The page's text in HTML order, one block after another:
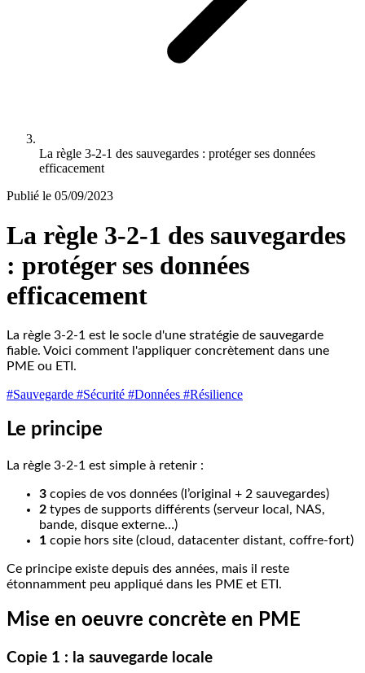
La règle 3-2-1 des sauvegardes : protéger ses données
efficacement
Publié le 05/09/2023
La règle 3-2-1 des sauvegardes
: protéger ses données
efficacement
La règle 3-2-1 est le socle d'une stratégie de sauvegarde
fiable. Voici comment l'appliquer concrètement dans une
PME ou ETI.
#Sauvegarde #Sécurité #Données #Résilience
Le principe
La règle 3-2-1 est simple à retenir :
3 copies de vos données (l’original + 2 sauvegardes)
2 types de supports différents (serveur local, NAS,
bande, disque externe…)
1 copie hors site (cloud, datacenter distant, coffre-fort)
Ce principe existe depuis des années, mais il reste
étonnamment peu appliqué dans les PME et ETI.
Mise en oeuvre concrète en PME
Copie 1 : la sauvegarde locale